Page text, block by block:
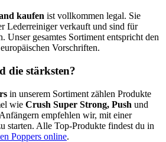
kaufen ist vollkommen legal. Sie
Lederreiniger verkauft und sind für
Unser gesamtes Sortiment entspricht den
Vorschriften.
die stärksten?
in unserem Sortiment zählen Produkte
wie Crush Super Strong, Push und
empfehlen wir, mit einer
starten. Alle Top-Produkte findest du in
Poppers online.